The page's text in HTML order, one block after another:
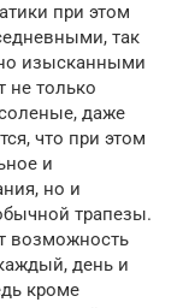
при этом
так
изысканными
не только
даже
что при этом
и
но и
трапезы.
возможность
день и
кроме